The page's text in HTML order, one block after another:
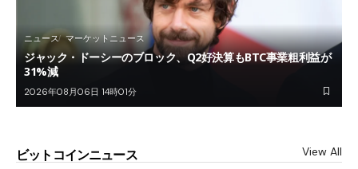
ニュース マーケットニュース
ジャック・ドーシーのブロック、Q2好決算もBTC事業粗利益が
31%減
2026年08月06日 14時01分
ビットコインニュース View All